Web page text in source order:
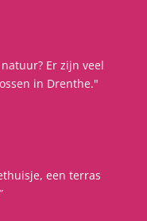
Er zijn veel
in Drenthe."
een terras